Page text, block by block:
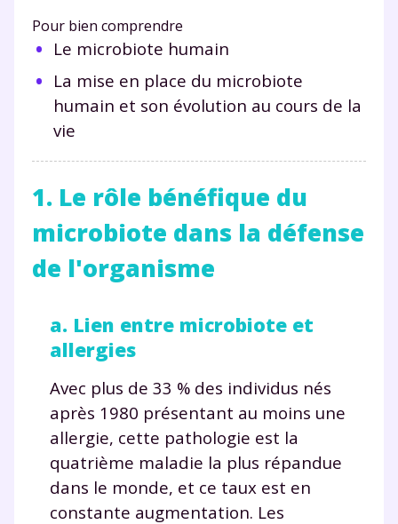
Pour bien comprendre
Le microbiote humain
La mise en place du microbiote
humain et son évolution au cours de la
vie
1. Le rôle bénéfique du
microbiote dans la défense
de l'organisme
a. Lien entre microbiote et
allergies
Avec plus de 33 % des individus nés
après 1980 présentant au moins une
allergie, cette pathologie est la
quatrième maladie la plus répandue
dans le monde, et ce taux est en
constante augmentation. Les